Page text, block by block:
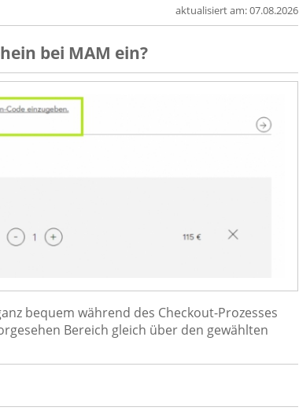
aktualisiert am:07.08.2026
bei MAM ein?
bequem während des Checkout-Prozesses
Bereich gleich über den gewählten